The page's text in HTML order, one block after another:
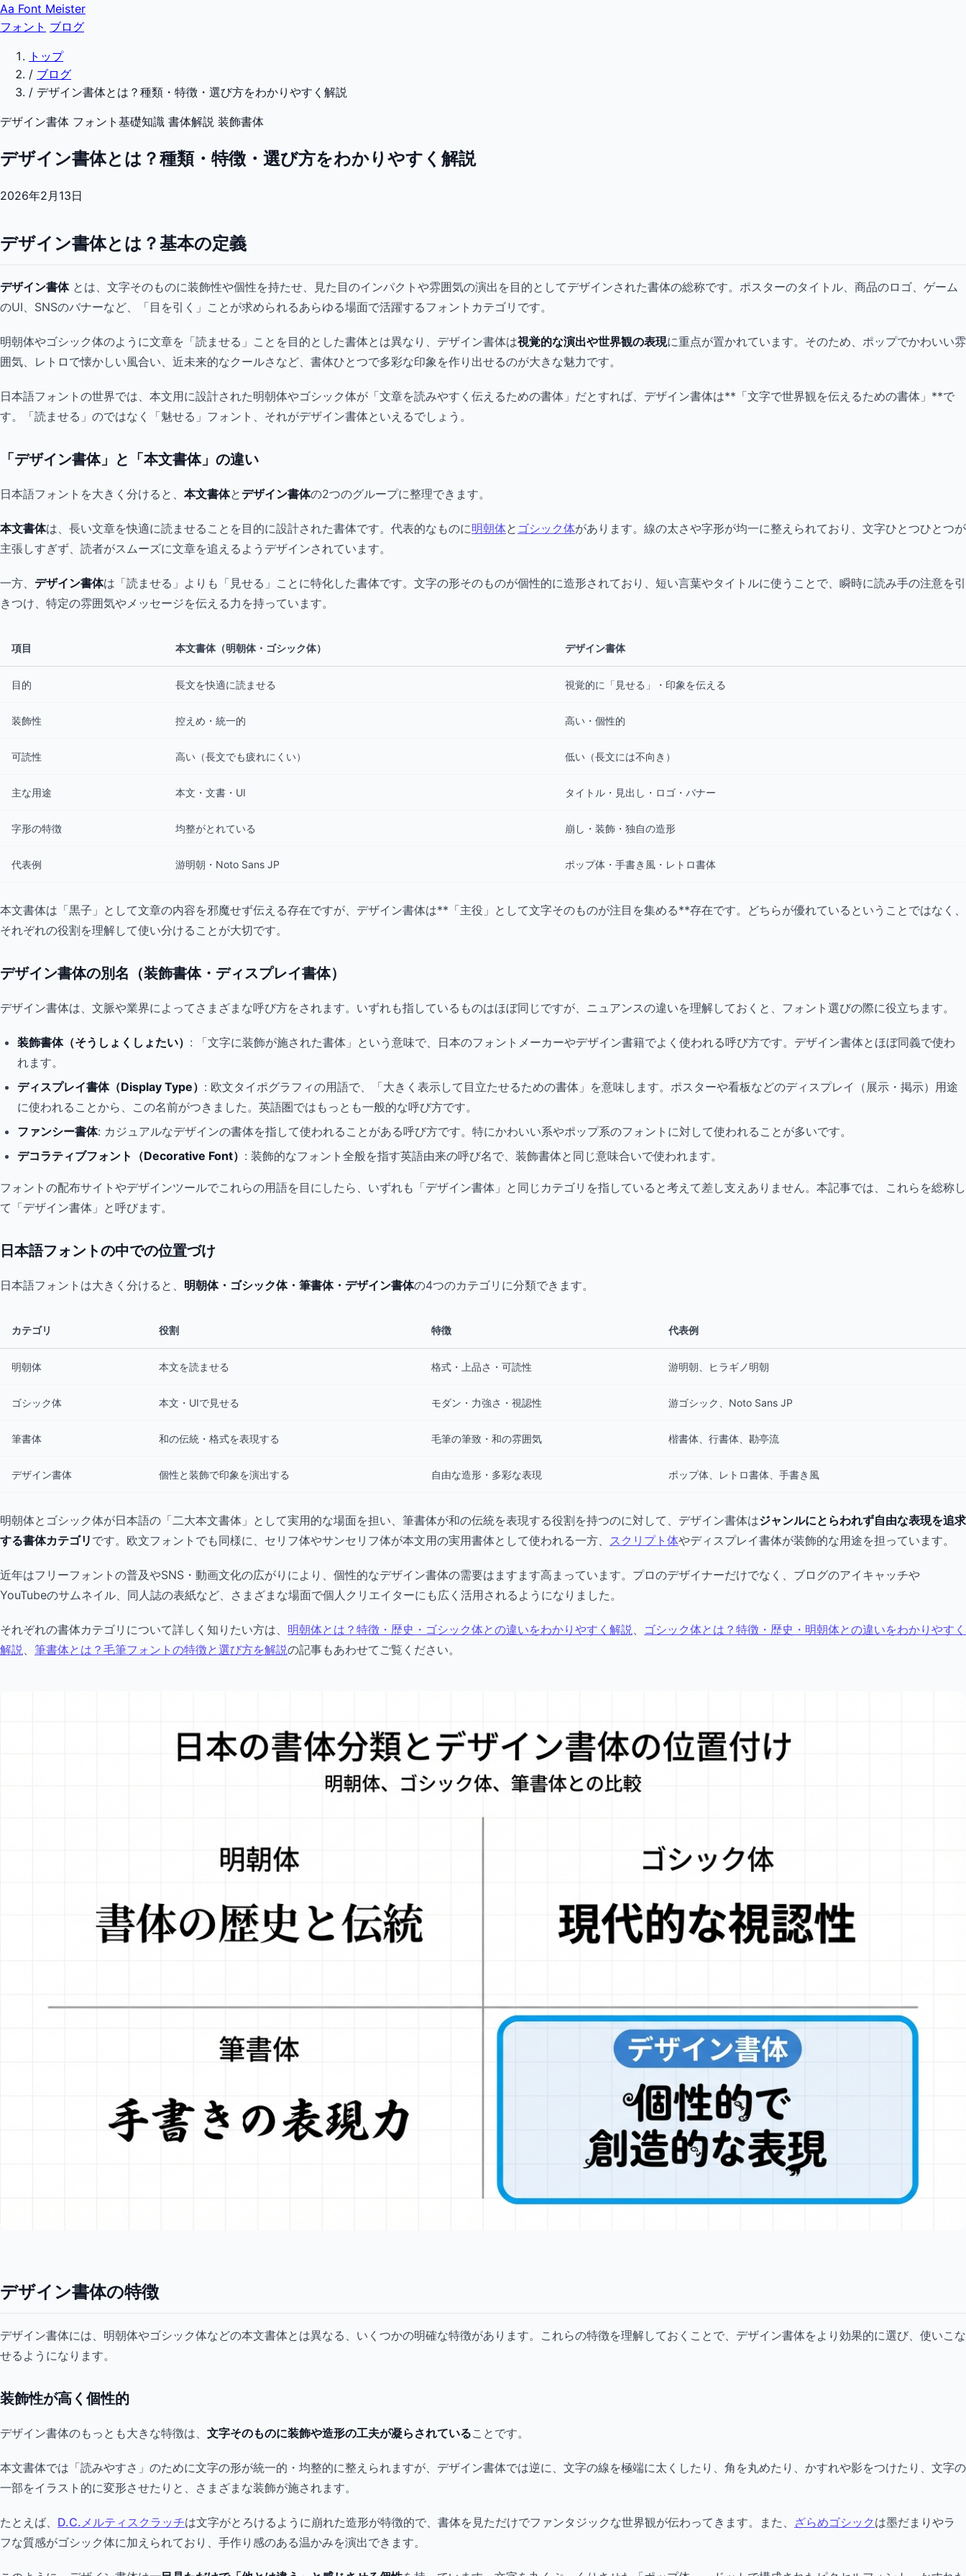
Aa Font Meister
フォント ブログ
トップ
/ ブログ
/ デザイン書体とは？種類・特徴・選び方をわかりやすく解説
デザイン書体 フォント基礎知識 書体解説 装飾書体
デザイン書体とは？種類・特徴・選び方をわかりやすく解説
2026年2月13日
デザイン書体とは？基本の定義
デザイン書体とは、文字そのものに装飾性や個性を持たせ、見た目のインパクトや雰囲気の演出を目的としてデザインされた書体の総称です。ポスターのタイトル、商品のロゴ、ゲーム
のUI、SNSのバナーなど、「目を引く」ことが求められるあらゆる場面で活躍するフォントカテゴリです。
明朝体やゴシック体のように文章を「読ませる」ことを目的とした書体とは異なり、デザイン書体は視覚的な演出や世界観の表現に重点が置かれています。そのため、ポップでかわいい雰
囲気、レトロで懐かしい風合い、近未来的なクールさなど、書体ひとつで多彩な印象を作り出せるのが大きな魅力です。
日本語フォントの世界では、本文用に設計された明朝体やゴシック体が「文章を読みやすく伝えるための書体」だとすれば、デザイン書体は**「文字で世界観を伝えるための書体」**で
す。「読ませる」のではなく「魅せる」フォント、それがデザイン書体といえるでしょう。
「デザイン書体」と「本文書体」の違い
日本語フォントを大きく分けると、 本文書体と デザイン書体の2つのグループに整理できます。
本文書体は、長い文章を快適に読ませることを目的に設計された書体です。代表的なものに明朝体と ゴシック体があります。線の太さや字形が均一に整えられており、文字ひとつひとつが
主張しすぎず、読者がスムーズに文章を追えるようデザインされています。
一方、 デザイン書体は「読ませる」よりも「見せる」ことに特化した書体です。文字の形そのものが個性的に造形されており、短い言葉やタイトルに使うことで、瞬時に読み手の注意を引
きつけ、特定の雰囲気やメッセージを伝える力を持っています。
項目 本文書体（明朝体・ゴシック体） デザイン書体
目的 長文を快適に読ませる 視覚的に「見せる」・印象を伝える
装飾性 控えめ・統一的 高い・個性的
可読性 高い（長文でも疲れにくい） 低い（長文には不向き）
主な用途 本文・文書・UI タイトル・見出し・ロゴ・バナー
字形の特徴 均整がとれている 崩し・装飾・独自の造形
代表例 游明朝・Noto Sans JP ポップ体・手書き風・レトロ書体
本文書体は「黒子」として文章の内容を邪魔せず伝える存在ですが、デザイン書体は**「主役」として文字そのものが注目を集める**存在です。どちらが優れているということではなく、
それぞれの役割を理解して使い分けることが大切です。
デザイン書体の別名（装飾書体・ディスプレイ書体）
デザイン書体は、文脈や業界によってさまざまな呼び方をされます。いずれも指しているものはほぼ同じですが、ニュアンスの違いを理解しておくと、フォント選びの際に役立ちます。
装飾書体（そうしょくしょたい） : 「文字に装飾が施された書体」という意味で、日本のフォントメーカーやデザイン書籍でよく使われる呼び方です。デザイン書体とほぼ同義で使わ
れます。
ディスプレイ書体（Display Type） : 欧文タイポグラフィの用語で、「大きく表示して目立たせるための書体」を意味します。ポスターや看板などのディスプレイ（展示・掲示）用途
に使われることから、この名前がつきました。英語圏ではもっとも一般的な呼び方です。
ファンシー書体: カジュアルなデザインの書体を指して使われることがある呼び方です。特にかわいい系やポップ系のフォントに対して使われることが多いです。
デコラティブフォント（Decorative Font） : 装飾的なフォント全般を指す英語由来の呼び名で、装飾書体と同じ意味合いで使われます。
フォントの配布サイトやデザインツールでこれらの用語を目にしたら、いずれも「デザイン書体」と同じカテゴリを指していると考えて差し支えありません。本記事では、これらを総称し
て「デザイン書体」と呼びます。
日本語フォントの中での位置づけ
日本語フォントは大きく分けると、 明朝体・ゴシック体・筆書体・デザイン書体の4つのカテゴリに分類できます。
カテゴリ 役割 特徴 代表例
明朝体 本文を読ませる 格式・上品さ・可読性 游明朝、ヒラギノ明朝
ゴシック体 本文・UIで見せる モダン・力強さ・視認性 游ゴシック、Noto Sans JP
筆書体 和の伝統・格式を表現する 毛筆の筆致・和の雰囲気 楷書体、行書体、勘亭流
デザイン書体 個性と装飾で印象を演出する 自由な造形・多彩な表現 ポップ体、レトロ書体、手書き風
明朝体とゴシック体が日本語の「二大本文書体」として実用的な場面を担い、筆書体が和の伝統を表現する役割を持つのに対して、デザイン書体はジャンルにとらわれず自由な表現を追求
する書体カテゴリ です。欧文フォントでも同様に、セリフ体やサンセリフ体が本文用の実用書体として使われる一方、 スクリプト体やディスプレイ書体が装飾的な用途を担っています。
近年はフリーフォントの普及やSNS・動画文化の広がりにより、個性的なデザイン書体の需要はますます高まっています。プロのデザイナーだけでなく、ブログのアイキャッチや
YouTubeのサムネイル、同人誌の表紙など、さまざまな場面で個人クリエイターにも広く活用されるようになりました。
それぞれの書体カテゴリについて詳しく知りたい方は、 明朝体とは？特徴・歴史・ゴシック体との違いをわかりやすく解説
ゴシック体とは？特徴・歴史・明朝体との違いをわかりやすく
解説
筆書体とは？毛筆フォントの特徴と選び方を解説の記事もあわせてご覧ください。
デザイン書体の特徴
デザイン書体には、明朝体やゴシック体などの本文書体とは異なる、いくつかの明確な特徴があります。これらの特徴を理解しておくことで、デザイン書体をより効果的に選び、使いこな
せるようになります。
装飾性が高く個性的
デザイン書体のもっとも大きな特徴は、 文字そのものに装飾や造形の工夫が凝らされていることです。
本文書体では「読みやすさ」のために文字の形が統一的・均整的に整えられますが、デザイン書体では逆に、文字の線を極端に太くしたり、角を丸めたり、かすれや影をつけたり、文字の
一部をイラスト的に変形させたりと、さまざまな装飾が施されます。
たとえば、 D.C.メルティスクラッチは文字がとろけるように崩れた造形が特徴的で、書体を見ただけでファンタジックな世界観が伝わってきます。また、 ざらめゴシック は墨だまりやラ
フな質感がゴシック体に加えられており、手作り感のある温かみを演出できます。